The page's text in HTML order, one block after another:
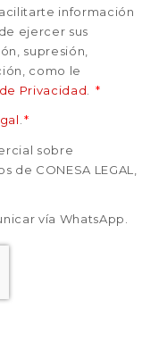
información
ejercer sus
supresión,
como le
Privacidad *
*
sobre
CONESA LEGAL,
vía WhatsApp.